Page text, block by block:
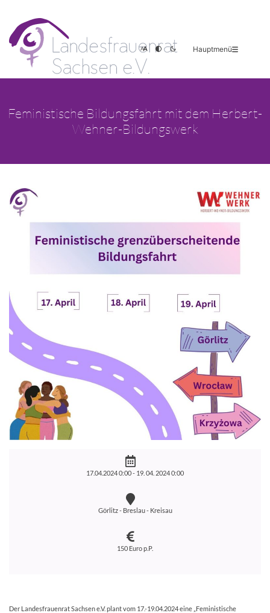
Hauptmenü
Feministische Bildungsfahrt mit dem Herbert-
Wehner-Bildungswerk
17.04.2024 0:00 - 19. 04. 2024 0:00
Görlitz - Breslau - Kreisau
150 Euro p.P.
Der Landesfrauenrat Sachsen e.V. plant vom 17.-19.04.2024 eine „Feministische